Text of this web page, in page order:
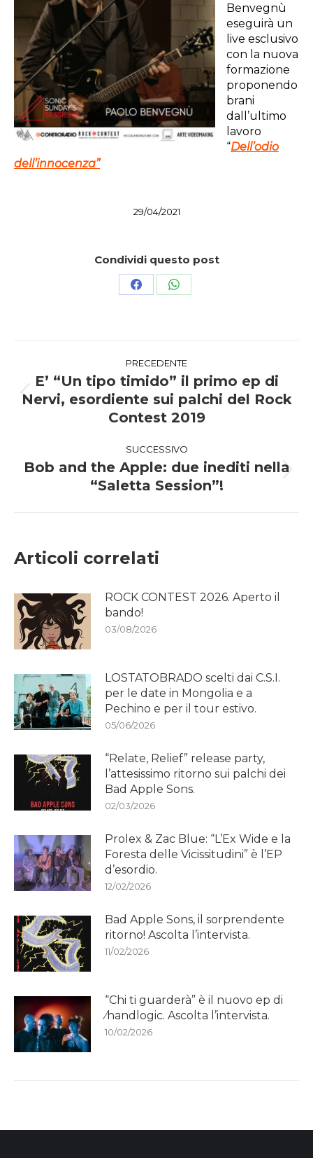
Benvegnù
eseguirà un
live esclusivo
con la nuova
formazione
proponendo
brani
dall’ultimo
lavoro
“Dell’odio
dell’innocenza”
29/04/2021
Condividi questo post
CondividiCondividi
tra
PRECEDENTE
Post
precedente:
E’ “Un tipo timido” il primo ep di
Nervi, esordiente sui palchi del Rock
Contest 2019
SUCCESSIVO
Prossimo
post:
Bob and the Apple: due inediti nella
“Saletta Session”!
Articoli correlati
ROCK CONTEST 2026. Aperto il
bando!
03/08/2026
LOSTATOBRADO scelti dai C.S.I.
per le date in Mongolia e a
Pechino e per il tour estivo.
05/06/2026
“Relate, Relief” release party,
l’attesissimo ritorno sui palchi dei
Bad Apple Sons.
02/03/2026
Prolex & Zac Blue: “L’Ex Wide e la
Foresta delle Vicissitudini” è l’EP
d’esordio.
12/02/2026
Bad Apple Sons, il sorprendente
ritorno! Ascolta l’intervista.
11/02/2026
“Chi ti guarderà” è il nuovo ep di
⁄handlogic. Ascolta l’intervista.
10/02/2026